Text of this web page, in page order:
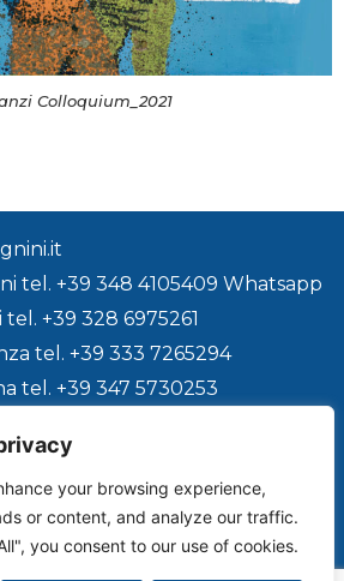
your browsing experience,
or content, and analyze our traffic.
you consent to our use of cookies.
Colloquium_2021
tel. +39 348 4105409 Whatsapp
+39 328 6975261
tel. +39 333 7265294
tel. +39 347 5730253
sui prossimi eventi?